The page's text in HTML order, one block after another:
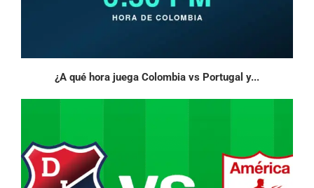
¿A qué hora juega Colombia vs Portugal y...